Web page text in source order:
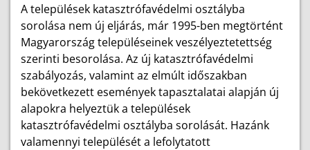
A települések katasztrófavédelmi osztályba
sorolása nem új eljárás, már 1995-ben megtörtént
Magyarország településeinek veszélyeztetettség
szerinti besorolása. Az új katasztrófavédelmi
szabályozás, valamint az elmúlt időszakban
bekövetkezett események tapasztalatai alapján új
alapokra helyeztük a települések
katasztrófavédelmi osztályba sorolását. Hazánk
valamennyi települését a lefolytatott